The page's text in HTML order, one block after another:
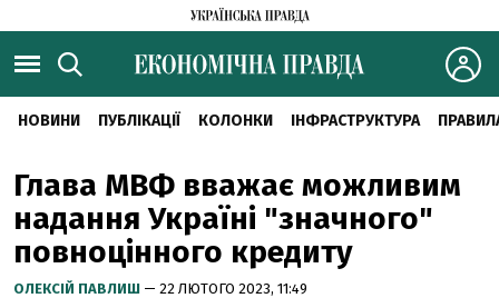
НОВИНИ ПУБЛІКАЦІЇ КОЛОНКИ ІНФРАСТРУКТУРА
Глава МВФ вважає можливим
надання Україні "значного"
повноцінного кредиту
ОЛЕКСІЙ ПАВЛИШ — 22 ЛЮТОГО 2023, 11:49